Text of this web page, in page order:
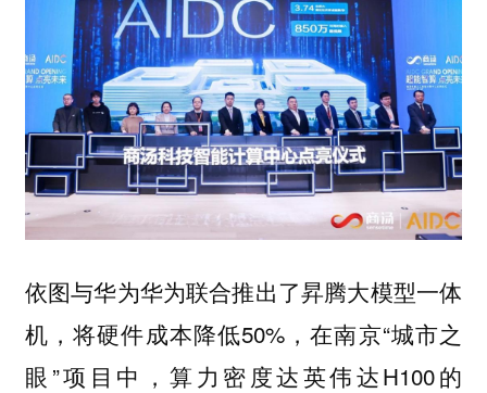
依图与华为华为联合推出了昇腾大模型一体
机，将硬件成本降低50%，在南京“城市之
眼”项目中，算力密度达英伟达H100的